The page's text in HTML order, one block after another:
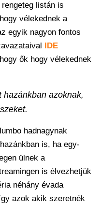
listán is
vélekednek a
egyik nagyon fontos
IDE
ők hogy vélekednek
azoknak,
hadnagynak
is, ha egy-
ülnek a
is élvezhetjük
néhány évada
azok akik szeretnék